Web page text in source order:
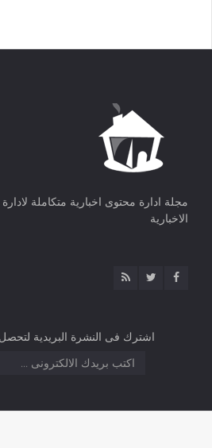
مجلة ادارة محتوى اخبارية متكاملة
الاخبارية
اشترك فى النشرة البريدية